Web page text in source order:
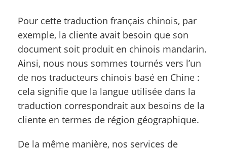
Pour cette traduction français chinois, par
exemple, la cliente avait besoin que son
document soit produit en chinois mandarin.
Ainsi, nous nous sommes tournés vers l’un
de nos traducteurs chinois basé en Chine :
cela signifie que la langue utilisée dans la
traduction correspondrait aux besoins de la
cliente en termes de région géographique.
De la même manière, nos services de